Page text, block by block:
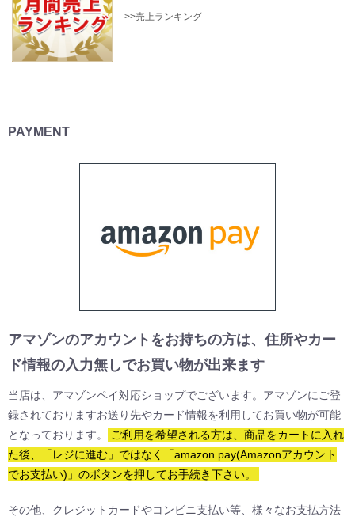
>>売上ランキング
PAYMENT
アマゾンのアカウントをお持ちの方は、住所やカー
ド情報の入力無しでお買い物が出来ます
当店は、アマゾンペイ対応ショップでございます。アマゾンにご登
録されておりますお送り先やカード情報を利用してお買い物が可能
となっております。
ご利用を希望される方は、商品をカートに入れ
た後、「レジに進む」ではなく「amazon pay(Amazonアカウント
でお支払い)」のボタンを押してお手続き下さい。
その他、クレジットカードやコンビニ支払い等、様々なお支払方法